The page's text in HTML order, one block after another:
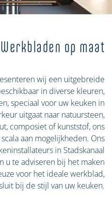
Werkbladen op maat
wij een uitgebreide
in diverse kleuren,
speciaal voor uw keuken in
uitgaat naar natuursteen,
composiet of kunststof, ons
aan mogelijkheden. Ons
in Stadskanaal
u te adviseren bij het maken
voor het ideale werkblad,
bij de stijl van uw keuken.